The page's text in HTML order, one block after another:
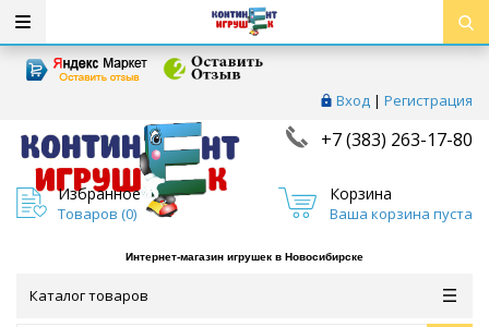
Вход | Регистрация
+7 (383) 263-17-80
Избранное
Товаров (0)
Корзина
Ваша корзина пуста
Интернет-магазин игрушек в Новосибирске
Каталог товаров